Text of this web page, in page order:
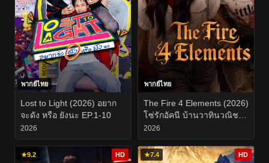
พากย์ไทย
Lost to Light (2026) อยาก
จะดัง หรือ ยังนะ EP.1-10
2026
พากย์ไทย
The Fire 4 Elements (2026)
โซ่รักอัคนี บ้านวาทินวณิช
EP.1-8
2026
★9.2 HD ★7.4 HD